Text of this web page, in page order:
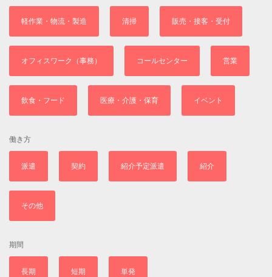
軽作業・物流・製造 清掃 販売・接客・受付
オフィスワーク（事務） コールセンター 営業
飲食・フード 医療・介護・保育 イベント
働き方
派遣 契約 紹介予定派遣 紹介
その他
期間
長期 短期 単発